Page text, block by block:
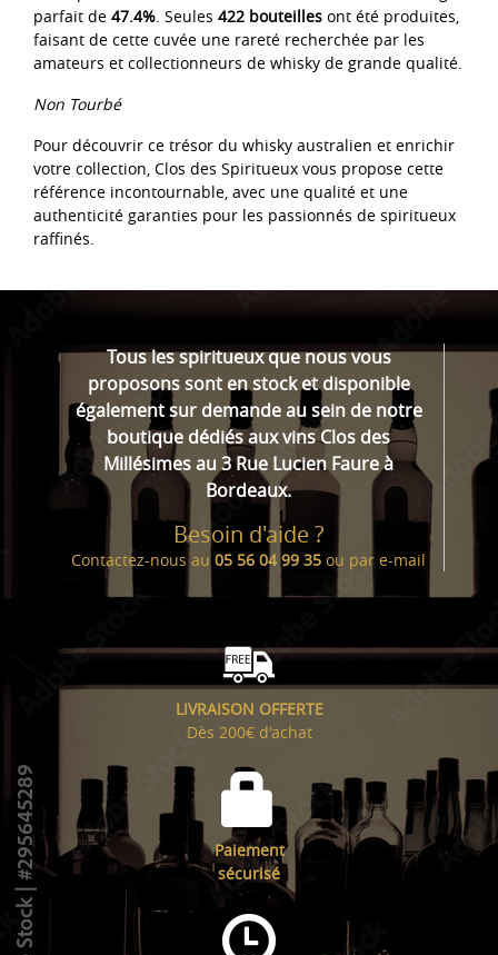
parfait de 47.4%. Seules 422 bouteilles ont été produites,
faisant de cette cuvée une rareté recherchée par les
amateurs et collectionneurs de whisky de grande qualité.
Non Tourbé
Pour découvrir ce trésor du whisky australien et enrichir
votre collection, Clos des Spiritueux vous propose cette
référence incontournable, avec une qualité et une
authenticité garanties pour les passionnés de spiritueux
raffinés.
Tous les spiritueux que nous vous
proposons sont en stock et disponible
également sur demande au sein de notre
boutique dédiés aux vins Clos des
Millésimes au 3 Rue Lucien Faure à
Bordeaux.
Besoin d'aide ?
Contactez-nous au 05 56 04 99 35 ou par e-mail
LIVRAISON OFFERTE
Dès 200€ d'achat
Paiement
sécurisé